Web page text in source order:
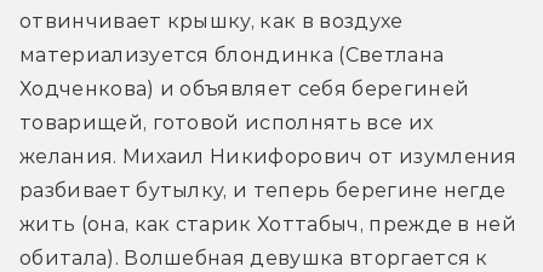
отвинчивает крышку, как в воздухе
материализуется блондинка (Светлана
Ходченкова) и объявляет себя берегиней
товарищей, готовой исполнять все их
желания. Михаил Никифорович от изумления
разбивает бутылку, и теперь берегине негде
жить (она, как старик Хоттабыч, прежде в ней
обитала). Волшебная девушка вторгается к